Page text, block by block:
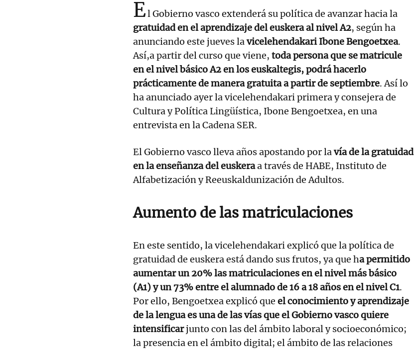
El Gobierno vasco extenderá su política de avanzar hacia la
gratuidad en el aprendizaje del euskera al nivel A2, según ha
anunciando este jueves lavicelehendakari Ibone Bengoetxea.
Así,a partir del curso que viene, toda persona que se matricule
en el nivel básico A2 en los euskaltegis, podrá hacerlo
prácticamente de manera gratuita a partir de septiembre. Así lo
ha anunciado ayer la vicelehendakari primera y consejera de
Cultura y Política Lingüística, Ibone Bengoetxea, en una
entrevista en la Cadena SER.
El Gobierno vasco lleva años apostando por lavía de la gratuidad
en la enseñanza del euskeraa través de HABE, Instituto de
Alfabetización y Reeuskaldunización de Adultos.
Aumento de las matriculaciones
En este sentido, la vicelehendakari explicó que la política de
gratuidad de euskera está dando sus frutos, ya que ha permitido
aumentar un 20% las matriculaciones en el nivel más básico
(A1) y un 73% entre el alumnado de 16 a 18 años en el nivel C1.
Por ello, Bengoetxea explicó que el conocimiento y aprendizaje
de la lengua es una de las vías que el Gobierno vasco quiere
intensificarjunto con las del ámbito laboral y socioeconómico;
la presencia en el ámbito digital; el ámbito de las relaciones